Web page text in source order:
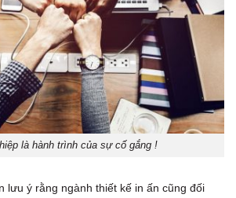
là hành trình của sự cố gắng !
lưu ý rằng ngành thiết kế in ấn cũng đối